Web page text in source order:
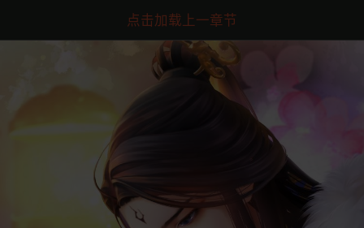
点击加载上一章节